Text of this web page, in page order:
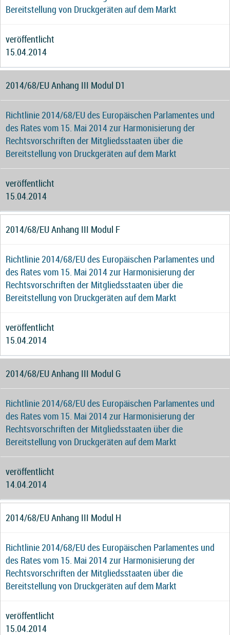
Bereitstellung von Druckgeräten auf dem Markt
veröffentlicht
15.04.2014
2014/68/EU Anhang III Modul D1
Richtlinie 2014/68/EU des Europäischen Parlamentes und
des Rates vom 15. Mai 2014 zur Harmonisierung der
Rechtsvorschriften der Mitgliedsstaaten über die
Bereitstellung von Druckgeräten auf dem Markt
veröffentlicht
15.04.2014
2014/68/EU Anhang III Modul F
Richtlinie 2014/68/EU des Europäischen Parlamentes und
des Rates vom 15. Mai 2014 zur Harmonisierung der
Rechtsvorschriften der Mitgliedsstaaten über die
Bereitstellung von Druckgeräten auf dem Markt
veröffentlicht
15.04.2014
2014/68/EU Anhang III Modul G
Richtlinie 2014/68/EU des Europäischen Parlamentes und
des Rates vom 15. Mai 2014 zur Harmonisierung der
Rechtsvorschriften der Mitgliedsstaaten über die
Bereitstellung von Druckgeräten auf dem Markt
veröffentlicht
14.04.2014
2014/68/EU Anhang III Modul H
Richtlinie 2014/68/EU des Europäischen Parlamentes und
des Rates vom 15. Mai 2014 zur Harmonisierung der
Rechtsvorschriften der Mitgliedsstaaten über die
Bereitstellung von Druckgeräten auf dem Markt
veröffentlicht
15.04.2014